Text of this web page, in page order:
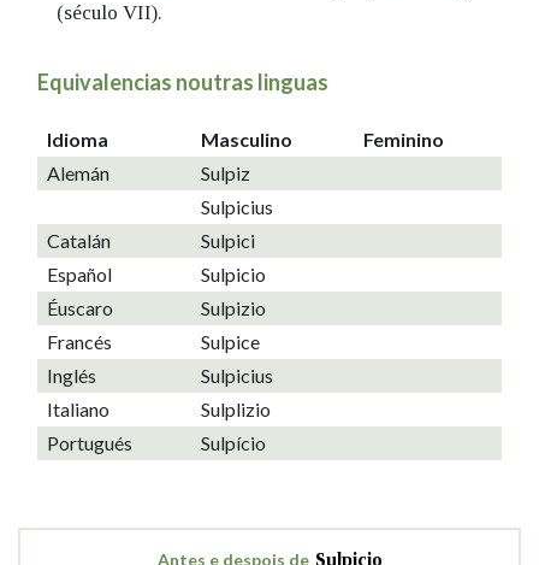
(século VII).
Equivalencias noutras linguas
Idioma Masculino
Feminino
Alemán
Sulpiz
Sulpicius
Catalán
Sulpici
Español
Sulpicio
Éuscaro
Sulpizio
Francés
Sulpice
Inglés
Sulpicius
Italiano
Sulplizio
Portugués
Sulpício
Antes e despois de Sulpicio